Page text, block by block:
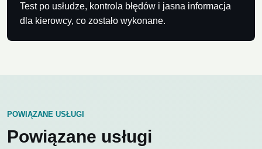
Test po usłudze, kontrola błędów i jasna informacja
dla kierowcy, co zostało wykonane.
POWIĄZANE USŁUGI
Powiązane usługi